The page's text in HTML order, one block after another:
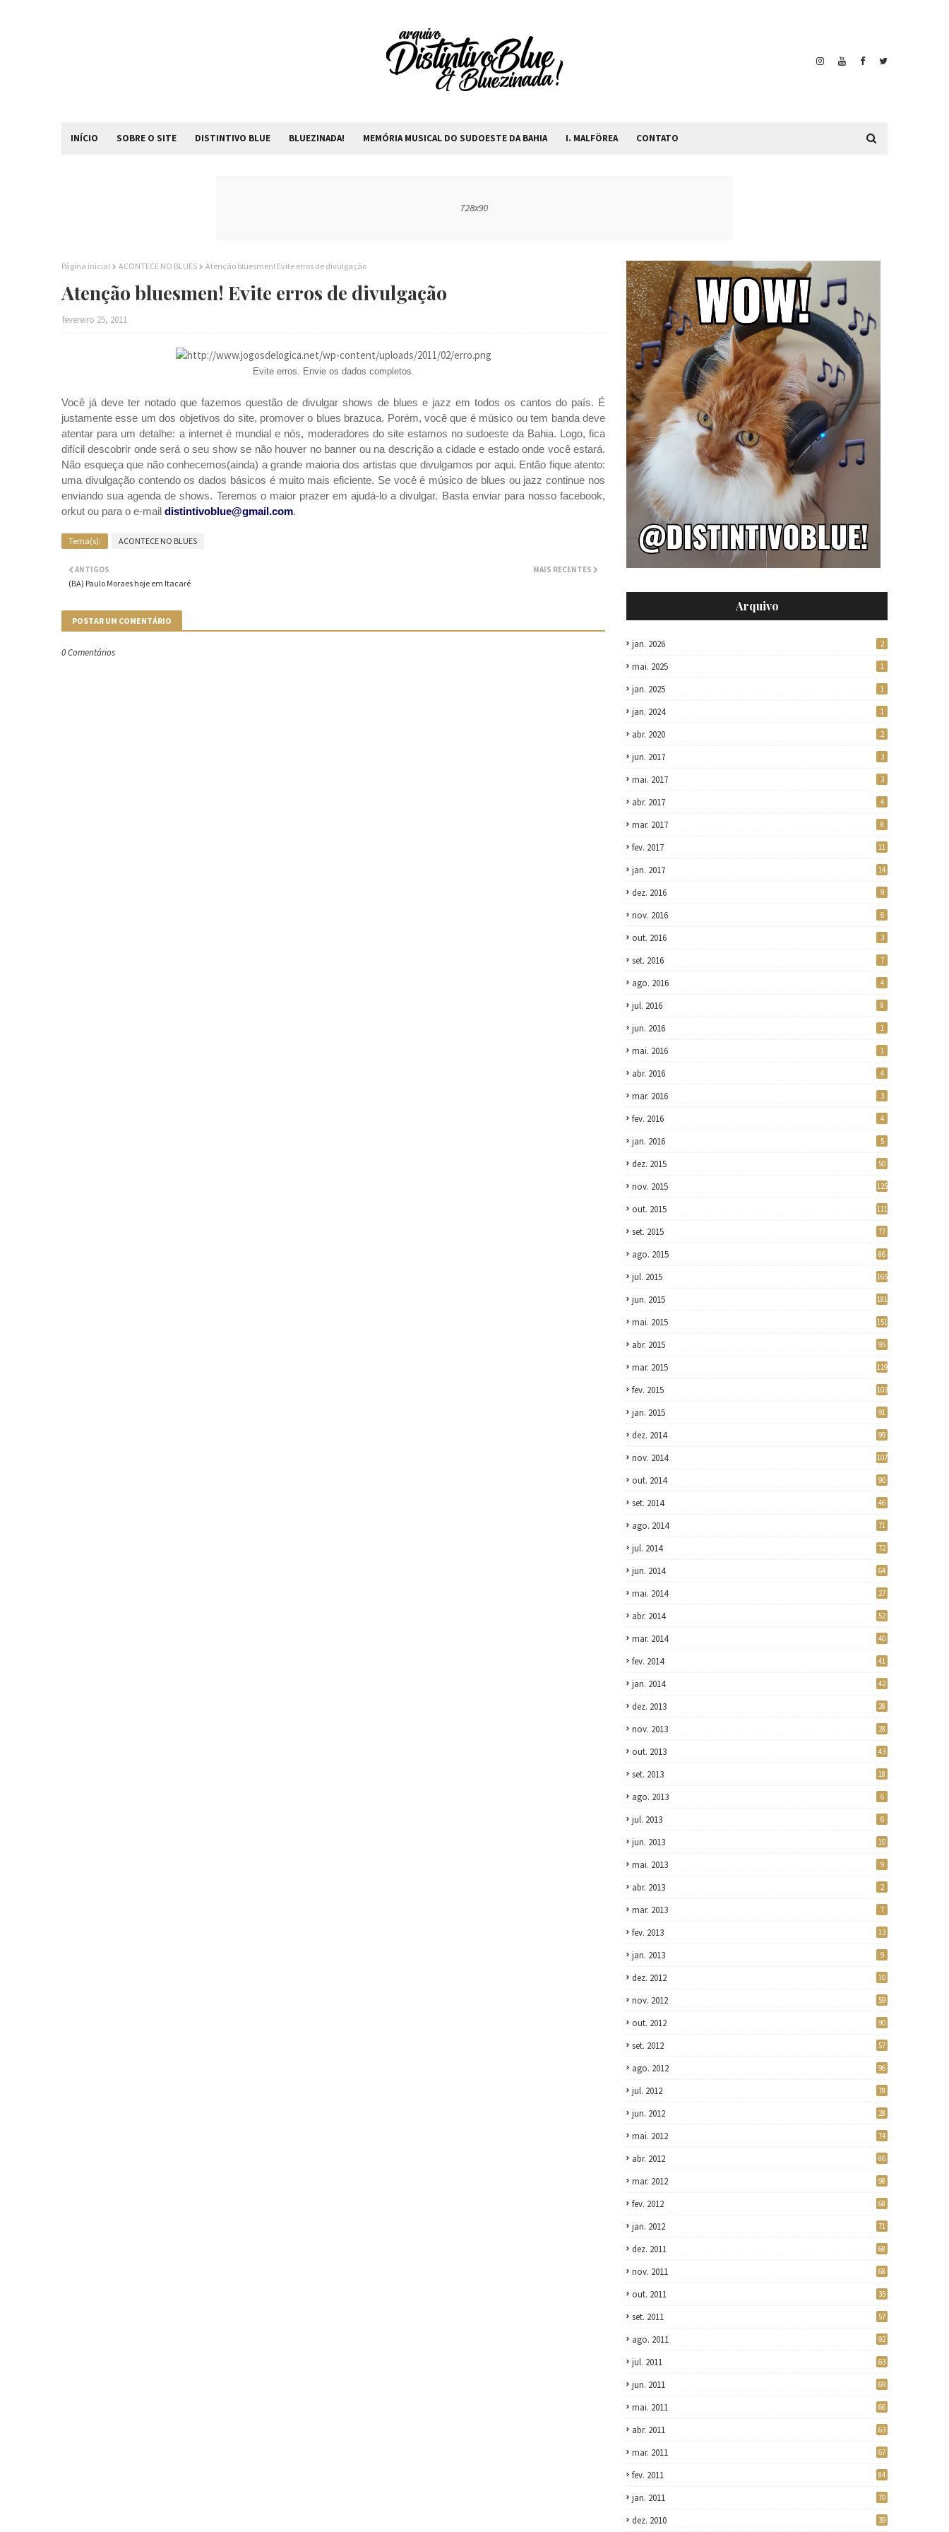
INÍCIO SOBRE O SITE DISTINTIVO BLUE BLUEZINADA! MEMÓRIA MUSICAL DO SUDOESTE DA BAHIA I. MALFÖREA CONTATO
Página inicial ACONTECE NO BLUES Atenção bluesmen! Evite erros de divulgação
Atenção bluesmen! Evite erros de divulgação
fevereiro 25, 2011
Evite erros. Envie os dados completos.
Você já deve ter notado que fazemos questão de divulgar shows de blues e jazz em todos os cantos do país. É
justamente esse um dos objetivos do site, promover o blues brazuca. Porém, você que é músico ou tem banda deve
atentar para um detalhe: a internet é mundial e nós, moderadores do site estamos no sudoeste da Bahia. Logo, fica
difícil descobrir onde será o seu show se não houver no banner ou na descrição a cidade e estado onde você estará.
Não esqueça que não conhecemos(ainda) a grande maioria dos artistas que divulgamos por aqui. Então fique atento:
uma divulgação contendo os dados básicos é muito mais eficiente. Se você é músico de blues ou jazz continue nos
enviando sua agenda de shows. Teremos o maior prazer em ajudá-lo a divulgar. Basta enviar para nosso facebook,
orkut ou para o e-mail distintivoblue@gmail.com.
Tema(s): ACONTECE NO BLUES
MAIS RECENTES
ANTIGOS
(BA) Paulo Moraes hoje em Itacaré
POSTAR UM COMENTÁRIO
0 Comentários
Arquivo
jan. 2026 2
mai. 2025 1
jan. 2025 1
jan. 2024 1
abr. 2020 2
jun. 2017 3
mai. 2017 3
abr. 2017 4
mar. 2017 8
fev. 2017 11
jan. 2017 14
dez. 2016 9
nov. 2016 6
out. 2016 3
set. 2016 7
ago. 2016 4
jul. 2016 8
jun. 2016 1
mai. 2016 1
abr. 2016 4
mar. 2016 3
fev. 2016 4
jan. 2016 5
dez. 2015 50
nov. 2015 125
out. 2015 111
set. 2015 77
ago. 2015 86
jul. 2015 165
jun. 2015 181
mai. 2015 151
abr. 2015 95
mar. 2015 119
fev. 2015 103
jan. 2015 91
dez. 2014 99
nov. 2014 107
out. 2014 90
set. 2014 46
ago. 2014 71
jul. 2014 72
jun. 2014 64
mai. 2014 27
abr. 2014 52
mar. 2014 40
fev. 2014 41
jan. 2014 42
dez. 2013 28
nov. 2013 28
out. 2013 43
set. 2013 18
ago. 2013 6
jul. 2013 6
jun. 2013 10
mai. 2013 9
abr. 2013 2
mar. 2013 7
fev. 2013 13
jan. 2013 9
dez. 2012 10
nov. 2012 59
out. 2012 90
set. 2012 57
ago. 2012 96
jul. 2012 78
jun. 2012 28
mai. 2012 74
abr. 2012 86
mar. 2012 98
fev. 2012 68
jan. 2012 71
dez. 2011 68
nov. 2011 68
out. 2011 35
set. 2011 57
ago. 2011 92
jul. 2011 63
jun. 2011 69
mai. 2011 66
abr. 2011 63
mar. 2011 67
fev. 2011 84
jan. 2011 70
dez. 2010 39